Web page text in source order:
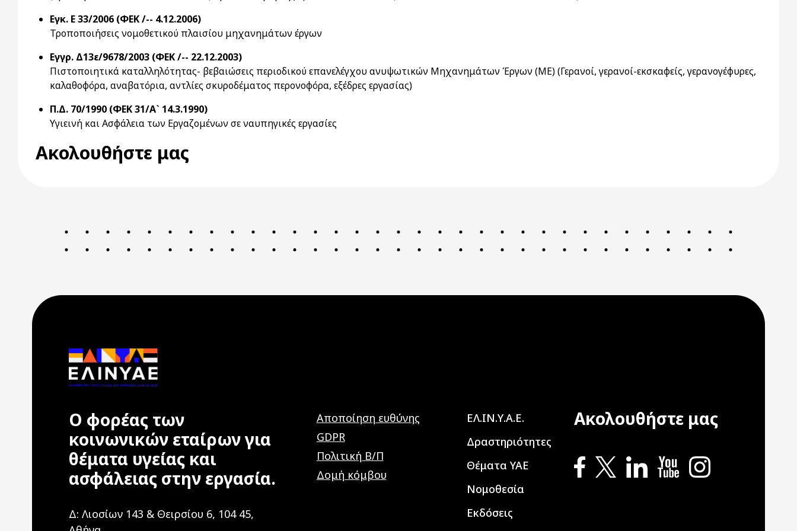
Εγκ. Ε 33/2006 (ΦΕΚ /-- 4.12.2006)
Τροποποιήσεις νομοθετικού πλαισίου μηχανημάτων έργων
Εγγρ. Δ13ε/9678/2003 (ΦΕΚ /-- 22.12.2003)
Πιστοποιητικά καταλληλότητας- βεβαιώσεις περιοδικού επανελέγχου ανυψωτικών Μηχανημάτων Έργων (ΜΕ) (Γερανοί, γερανοί-εκσκαφείς, γερανογέφυρες,
καλαθοφόρα, αναβατόρια, αντλίες σκυροδέματος περονοφόρα, εξέδρες εργασίας)
Π.Δ. 70/1990 (ΦΕΚ 31/Α` 14.3.1990)
Υγιεινή και Ασφάλεια των Εργαζομένων σε ναυπηγικές εργασίες
Ακολουθήστε μας
Ο φορέας των
κοινωνικών εταίρων για
θέματα υγείας και
ασφάλειας στην εργασία.
Δ: Λιοσίων 143 & Θειρσίου 6, 104 45,
Αποποίηση ευθύνης
GDPR
Πολιτική Β/Π
Δομή κόμβου
Main navigation
ΕΛ.ΙΝ.Υ.Α.Ε.
Δραστηριότητες
Θέματα ΥΑΕ
Νομοθεσία
Εκδόσεις
Ακολουθήστε μας